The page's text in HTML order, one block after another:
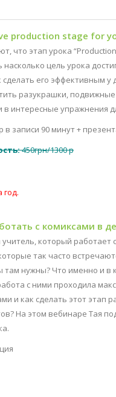
production stage for
что этап урока
насколько цель урока
сделать его эффективным
разукрашки,
в интересные упражнения
в записи 90 минут +
450грн/1300 р
год.
с комиксами в
который работает
так часто
там нужны? Что именно и в
с ними проходила
и как сделать этот
На этом вебинаре Тая